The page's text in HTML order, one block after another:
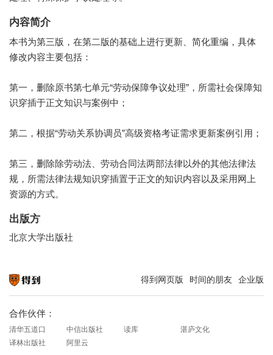
内容简介
本书为第三版，在第二版的基础上进行更新、简化重编，具体
修改内容主要包括：
第一，删除原书第七单元“劳动保障争议处理”，所需社会保障知
识穿插于正文知识与案例中；
第二，根据“劳动关系协调员”高级资格考证需求更新案例引用；
第三，删除除劳动法、劳动合同法两部法律以外的其他法律法
规，所需法律法规知识穿插置于正文的知识内容以及采用网上
资源的方式。
出版方
北京大学出版社
得到网页版 时间的朋友 企业版
合作伙伴：
清华五道口 中信出版社 读库
湛庐文化
译林出版社
阿里云